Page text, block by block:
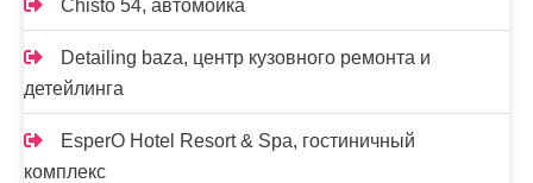
Chisto 54, автомойка
Detailing baza, центр кузовного ремонта и
детейлинга
EsperO Hotel Resort & Spa, гостиничный
комплекс